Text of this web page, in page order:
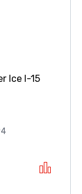
Ice I-15